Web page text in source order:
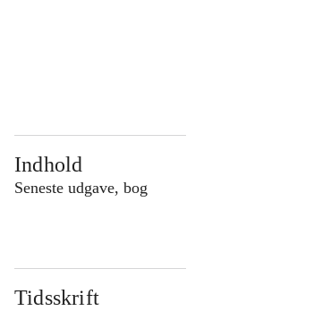
Indhold
Seneste udgave, bog
Tidsskrift